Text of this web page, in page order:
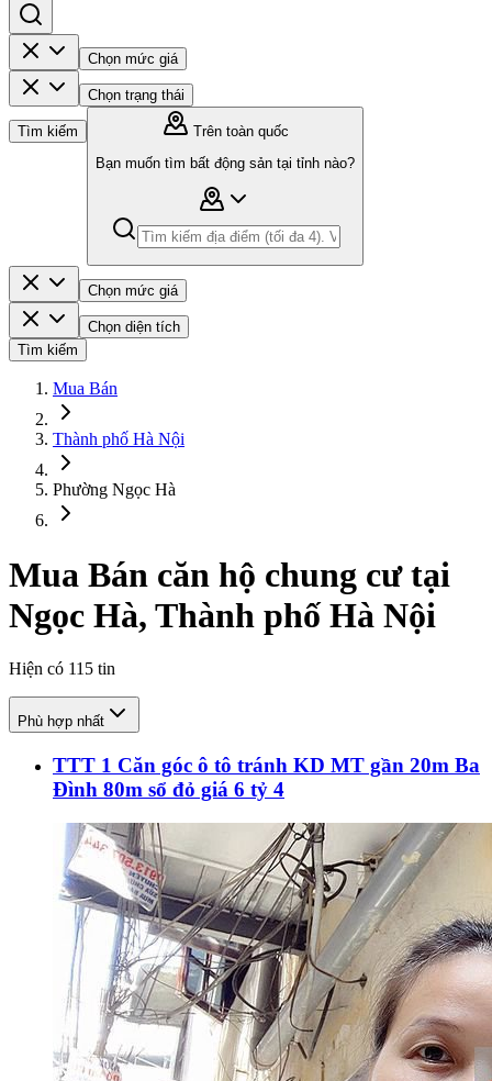
Chọn mức giá
Chọn trạng thái
Tìm kiếm
Trên toàn quốc
Bạn muốn tìm bất động sản tại tỉnh nào?
Chọn mức giá
Chọn diện tích
Tìm kiếm
Mua Bán
Thành phố Hà Nội
Phường Ngọc Hà
Mua Bán căn hộ chung cư tại
Ngọc Hà, Thành phố Hà Nội
Hiện có 115 tin
Phù hợp nhất
TTT 1 Căn góc ô tô tránh KD MT gần 20m Ba
Đình 80m sổ đỏ giá 6 tỷ 4